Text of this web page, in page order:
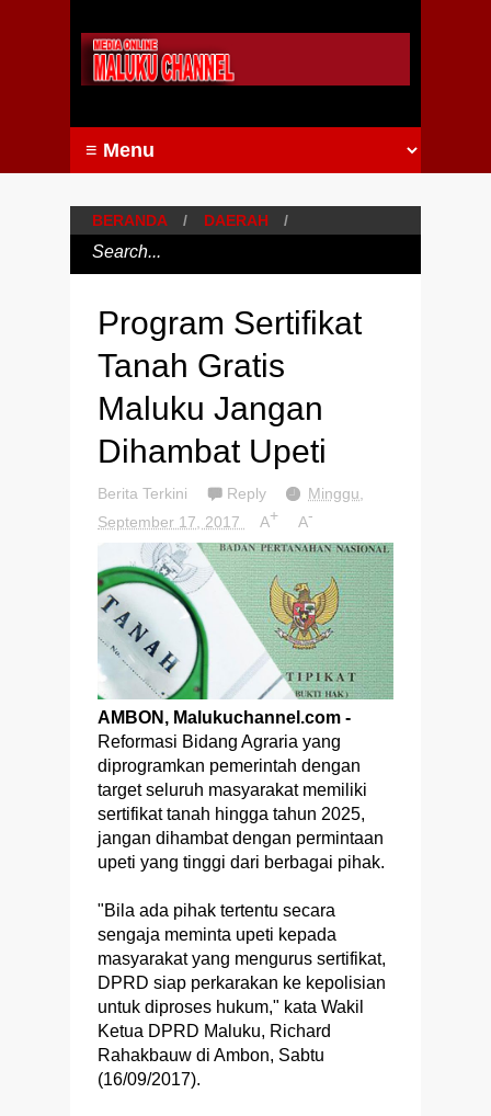
BERANDA / DAERAH /
Program Sertifikat
Tanah Gratis
Maluku Jangan
Dihambat Upeti
Berita Terkini Reply
Minggu,
September 17, 2017
A+ A-
AMBON, Malukuchannel.com -
Reformasi Bidang Agraria yang
diprogramkan pemerintah dengan
target seluruh masyarakat memiliki
sertifikat tanah hingga tahun 2025,
jangan dihambat dengan permintaan
upeti yang tinggi dari berbagai pihak.
"Bila ada pihak tertentu secara
sengaja meminta upeti kepada
masyarakat yang mengurus sertifikat,
DPRD siap perkarakan ke kepolisian
untuk diproses hukum," kata Wakil
Ketua DPRD Maluku, Richard
Rahakbauw di Ambon, Sabtu
(16/09/2017).